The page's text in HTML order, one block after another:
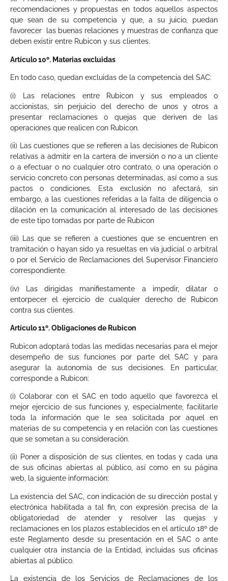
recomendaciones y propuestas en todos aquellos aspectos
que sean de su competencia y que, a su juicio, puedan
favorecer las buenas relaciones y muestras de confianza que
deben existir entre Rubicon y sus clientes.
Artículo 10º. Materias excluidas
En todo caso, quedan excluidas de la competencia del SAC:
(i) Las relaciones entre Rubicon y sus empleados o
accionistas, sin perjuicio del derecho de unos y otros a
presentar reclamaciones o quejas que deriven de las
operaciones que realicen con Rubicon.
(ii) Las cuestiones que se refieren a las decisiones de Rubicon
relativas a admitir en la cartera de inversión o no a un cliente
o a efectuar o no cualquier otro contrato, o una operación o
servicio concreto con personas determinadas, así como a sus
pactos o condiciones. Esta exclusión no afectará, sin
embargo, a las cuestiones referidas a la falta de diligencia o
dilación en la comunicación al interesado de las decisiones
de este tipo tomadas por parte de Rubicon
(iii) Las que se refieren a cuestiones que se encuentren en
tramitación o hayan sido ya resueltas en vía judicial o arbitral
o por el Servicio de Reclamaciones del Supervisor Financiero
correspondiente.
(iv) Las dirigidas manifiestamente a impedir, dilatar o
entorpecer el ejercicio de cualquier derecho de Rubicon
contra sus clientes.
Artículo 11º. Obligaciones de Rubicon
Rubicon adoptará todas las medidas necesarias para el mejor
desempeño de sus funciones por parte del SAC y para
asegurar la autonomía de sus decisiones. En particular,
corresponde a Rubicon:
(i) Colaborar con el SAC en todo aquello que favorezca el
mejor ejercicio de sus funciones y, especialmente, facilitarle
toda la información que le sea solicitada por aquel en
materias de su competencia y en relación con las cuestiones
que se sometan a su consideración.
(ii) Poner a disposición de sus clientes, en todas y cada una
de sus oficinas abiertas al público, así como en su página
web, la siguiente información:
La existencia del SAC, con indicación de su dirección postal y
electrónica habilitada a tal fin, con expresión precisa de la
obligatoriedad de atender y resolver las quejas y
reclamaciones en los plazos establecidos en el artículo 18º de
este Reglamento desde su presentación en el SAC o ante
cualquier otra instancia de la Entidad, incluidas sus oficinas
abiertas al público.
La existencia de los Servicios de Reclamaciones de los